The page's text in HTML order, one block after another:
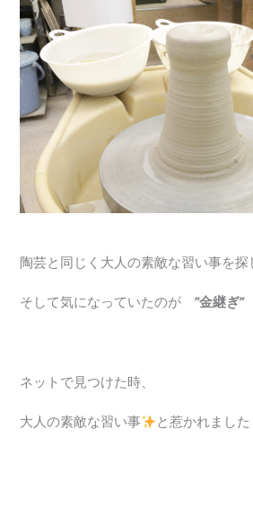
陶芸と同じく大人の素敵な習い事を探
そして気になっていたのが”金継ぎ”
ネットで見つけた時、
大人の素敵な習い事 と惹かれました